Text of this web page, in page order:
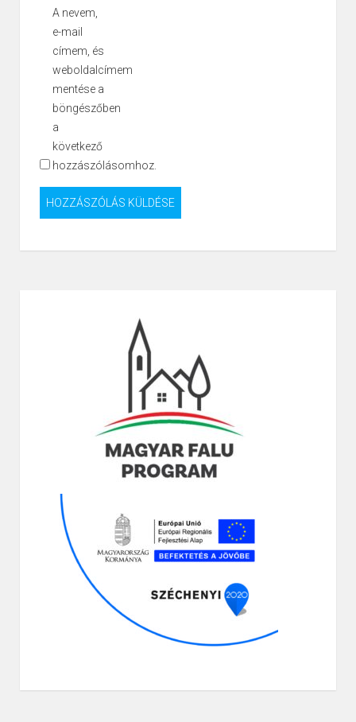
A nevem,
e-mail
címem, és
weboldalcímem
mentése a
böngészőben
a
következő
hozzászólásomhoz.